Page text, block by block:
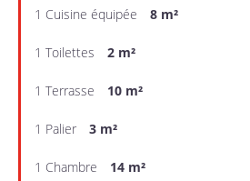
1 Cuisine équipée 8 m²
1 Toilettes 2 m²
1 Terrasse 10 m²
1 Palier 3 m²
1 Chambre 14 m²